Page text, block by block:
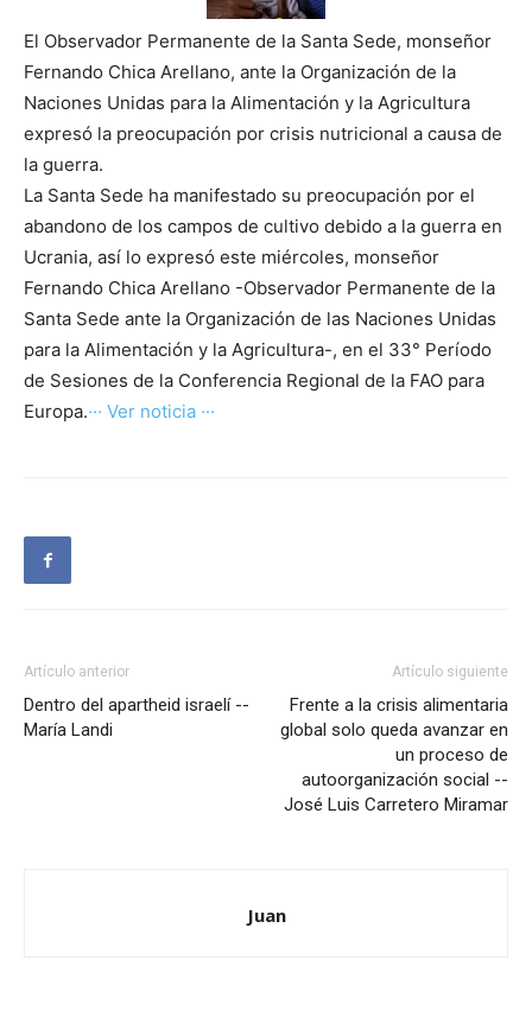
El Observador Permanente de la Santa Sede, monseñor
Fernando Chica Arellano, ante la Organización de la
Naciones Unidas para la Alimentación y la Agricultura
expresó la preocupación por crisis nutricional a causa de
la guerra.
La Santa Sede ha manifestado su preocupación por el
abandono de los campos de cultivo debido a la guerra en
Ucrania, así lo expresó este miércoles, monseñor
Fernando Chica Arellano -Observador Permanente de la
Santa Sede ante la Organización de las Naciones Unidas
para la Alimentación y la Agricultura-, en el 33° Período
de Sesiones de la Conferencia Regional de la FAO para
Europa.··· Ver noticia ···
Artículo anterior
Dentro del apartheid israelí --
María Landi
Artículo siguiente
Frente a la crisis alimentaria
global solo queda avanzar en
un proceso de
autoorganización social --
José Luis Carretero Miramar
Juan